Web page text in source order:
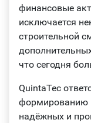
финансовые
исключается
строительной
что сегодня
QuintaTec
формированию
надёжных и